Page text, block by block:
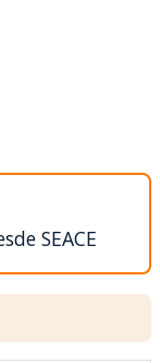
SEACE